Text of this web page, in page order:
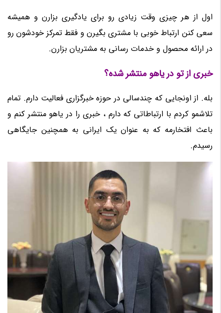
اول از هر چیزی وقت زیادی رو برای یادگیری بزارن و همیشه
سعی کنن ارتباط خوبی با مشتری بگیرن و فقط تمرکز خودشون رو
در ارائه محصول و خدمات رسانی به مشتریان بزارن.
خبری از تو در یاهو منتشر شده؟
بله. از اونجایی که چندسالی در حوزه خبرگزاری فعالیت دارم. تمام
تلاشمو کردم با ارتباطاتی که دارم ، خبری را در یاهو منتشر کنم و
باعث افتخارمه که به عنوان یک ایرانی به همچنین جایگاهی
رسیدم.